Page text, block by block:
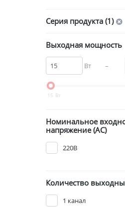
Серия продукта (1)
Выходная мощность
Вт –
15 Вт
Номинальное
напряжение (AC)
220В
Количество
1 канал